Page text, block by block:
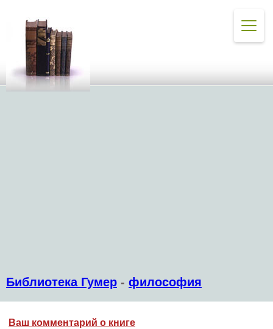
Библиотека Гумер - философия
Ваш комментарий о книге